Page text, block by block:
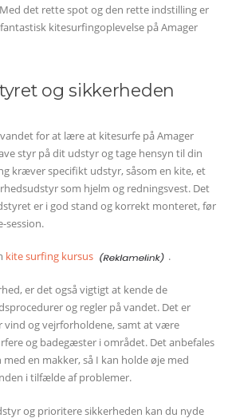
det rette spot og den rette indstilling er
kitesurfingoplevelse på Amager
og sikkerheden
for at lære at kitesurfe på Amager
styr på dit udstyr og tage hensyn til din
kræver specifikt udstyr, såsom en kite, et
som hjelm og redningsvest. Det
er i god stand og korrekt monteret, før
session.
kite surfing kursus .
er det også vigtigt at kende de
og regler på vandet. Det er
vind og vejrforholdene, samt at være
og badegæster i området. Det anbefales
en makker, så I kan holde øje med
i tilfælde af problemer.
og prioritere sikkerheden kan du nyde